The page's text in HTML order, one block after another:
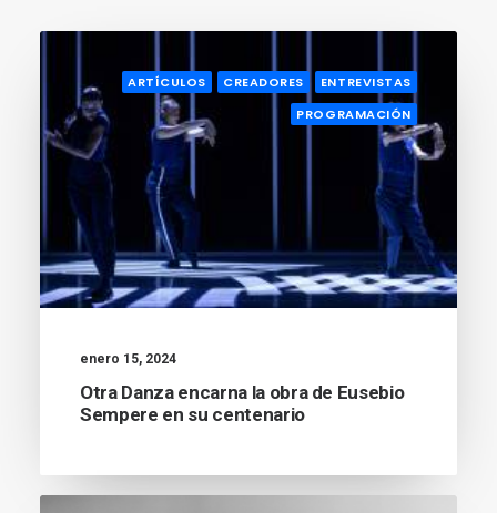
ARTÍCULOS CREADORES
ENTREVISTAS
PROGRAMACIÓN
enero 15, 2024
Otra Danza encarna la obra de Eusebio
Sempere en su centenario